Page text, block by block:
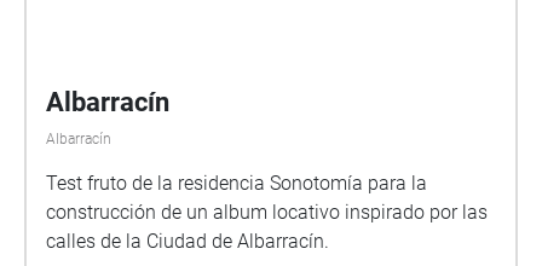
Albarracín
Albarracín
Test fruto de la residencia Sonotomía para la
construcción de un album locativo inspirado por las
calles de la Ciudad de Albarracín.